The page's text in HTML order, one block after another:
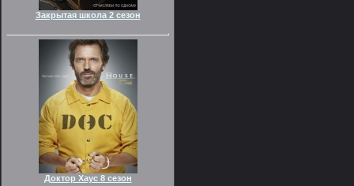
Закрытая школа 2 сезон
Доктор Хаус 8 сезон